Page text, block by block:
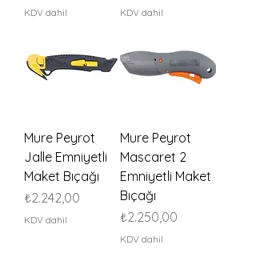
KDV dahil KDV dahil
Mure Peyrot
Jalle Emniyetli
Maket Bıçağı
Fiyat
₺2.242,00
KDV dahil
Mure Peyrot
Mascaret 2
Emniyetli Maket
Bıçağı
Fiyat
₺2.250,00
KDV dahil